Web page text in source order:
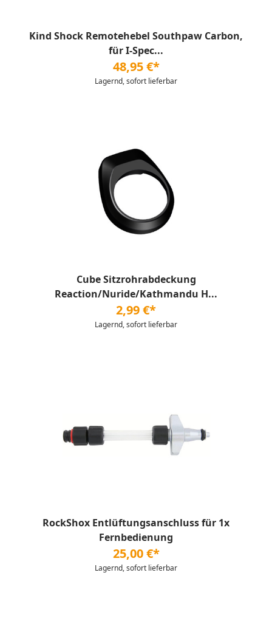
Kind Shock Remotehebel Southpaw Carbon,
für I-Spec...
48,95 €*
Lagernd, sofort lieferbar
Cube Sitzrohrabdeckung
Reaction/Nuride/Kathmandu H...
2,99 €*
Lagernd, sofort lieferbar
RockShox Entlüftungsanschluss für 1x
Fernbedienung
25,00 €*
Lagernd, sofort lieferbar